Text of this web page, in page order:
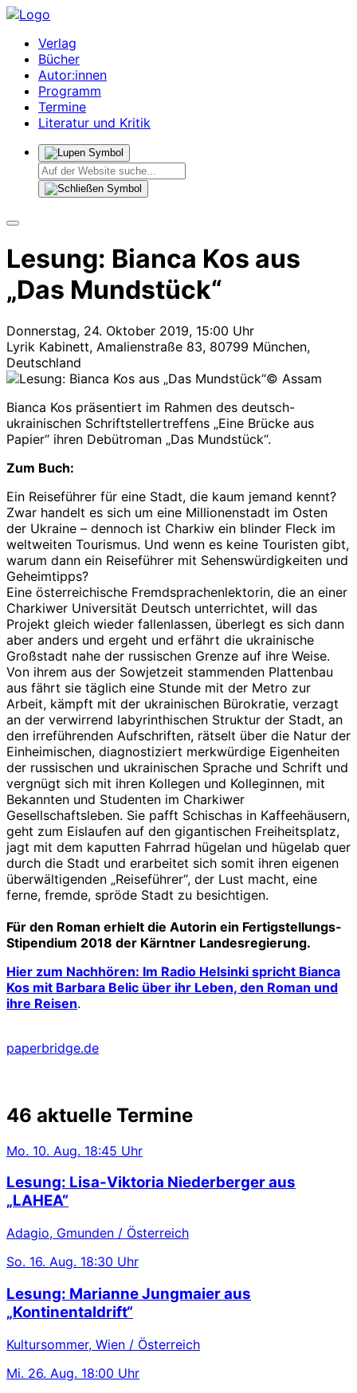
Verlag
Bücher
Autor:innen
Programm
Termine
Literatur und Kritik
Lesung: Bianca Kos aus
„Das Mundstück“
Donnerstag, 24. Oktober 2019, 15:00 Uhr
Lyrik Kabinett, Amalienstraße 83, 80799 München,
Deutschland
© Assam
Bianca Kos präsentiert im Rahmen des deutsch-
ukrainischen Schriftstellertreffens „Eine Brücke aus
Papier“ ihren Debütroman „Das Mundstück“.
Zum Buch:
Ein Reiseführer für eine Stadt, die kaum jemand kennt?
Zwar handelt es sich um eine Millionenstadt im Osten
der Ukraine – dennoch ist Charkiw ein blinder Fleck im
weltweiten Tourismus. Und wenn es keine Touristen gibt,
warum dann ein Reiseführer mit Sehenswürdigkeiten und
Geheimtipps?
Eine österreichische Fremdsprachenlektorin, die an einer
Charkiwer Universität Deutsch unterrichtet, will das
Projekt gleich wieder fallenlassen, überlegt es sich dann
aber anders und ergeht und erfährt die ukrainische
Großstadt nahe der russischen Grenze auf ihre Weise.
Von ihrem aus der Sowjetzeit stammenden Plattenbau
aus fährt sie täglich eine Stunde mit der Metro zur
Arbeit, kämpft mit der ukrainischen Bürokratie, verzagt
an der verwirrend labyrinthischen Struktur der Stadt, an
den irreführenden Aufschriften, rätselt über die Natur der
Einheimischen, diagnostiziert merkwürdige Eigenheiten
der russischen und ukrainischen Sprache und Schrift und
vergnügt sich mit ihren Kollegen und Kolleginnen, mit
Bekannten und Studenten im Charkiwer
Gesellschaftsleben. Sie pafft Schischas in Kaffeehäusern,
geht zum Eislaufen auf den gigantischen Freiheitsplatz,
jagt mit dem kaputten Fahrrad hügelan und hügelab quer
durch die Stadt und erarbeitet sich somit ihren eigenen
überwältigenden „Reiseführer“, der Lust macht, eine
ferne, fremde, spröde Stadt zu besichtigen.
Für den Roman erhielt die Autorin ein Fertigstellungs-
Stipendium 2018 der Kärntner Landesregierung.
Hier zum Nachhören: Im Radio Helsinki spricht Bianca
Kos mit Barbara Belic über ihr Leben, den Roman und
ihre Reisen.
paperbridge.de
46 aktuelle Termine
Mo. 10. Aug. 18:45 Uhr
Lesung: Lisa-Viktoria Niederberger aus
„LAHEA“
Adagio, Gmunden / Österreich
So. 16. Aug. 18:30 Uhr
Lesung: Marianne Jungmaier aus
„Kontinentaldrift“
Kultursommer, Wien / Österreich
Mi. 26. Aug. 18:00 Uhr